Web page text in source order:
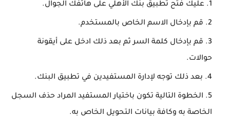
عليك فتح تطبيق بنك الأهلي على هاتفك الجوال.
قم بإدخال الاسم الخاص بالمستخدم.
قم بإدخال كلمة السر ثم بعد ذلك ادخل على أيقونة
حوالات.
بعد ذلك توجه لإدارة المستفيدين في تطبيق البنك.
الخطوة التالية تكون باختيار المستفيد المراد حذف السجل
الخاصة به وكافة بيانات التحويل الخاص به.